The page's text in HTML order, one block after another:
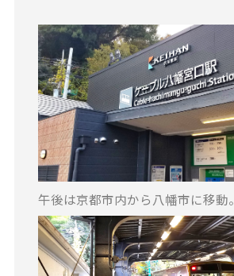
午後は京都市内から八幡市に移動。